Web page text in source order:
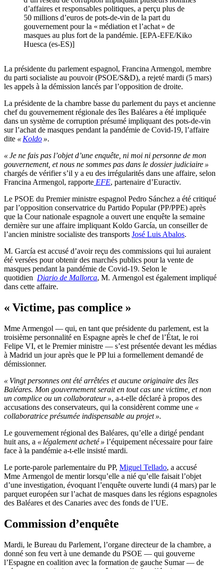
d’affaires et responsables politiques, a perçu plus de
50 millions d’euros de pots-de-vin de la part du
gouvernement pour la « médiation et l’achat » de
masques au plus fort de la pandémie. [EPA-EFE/Kiko
Huesca (es-ES)]
La présidente du parlement espagnol, Francina Armengol, membre
du parti socialiste au pouvoir (PSOE/S&D), a rejeté mardi (5 mars)
les appels à la démission lancés par l’opposition de droite.
La présidente de la chambre basse du parlement du pays et ancienne
chef du gouvernement régionale des îles Baléares a été impliquée
dans un système de corruption présumé impliquant des pots-de-vin
sur l’achat de masques pendant la pandémie de Covid-19, l’affaire
dite « Koldo ».
« Je ne fais pas l’objet d’une enquête, ni moi ni personne de mon
gouvernement, et nous ne sommes pas dans le dossier judiciaire »
chargés de vérifier s’il y a eu des irrégularités dans une affaire, selon
Francina Armengol, rapporte EFE, partenaire d’Euractiv.
Le PSOE du Premier ministre espagnol Pedro Sánchez a été critiqué
par l’opposition conservatrice du Partido Popular (PP/PPE) après
que la Cour nationale espagnole a ouvert une enquête la semaine
dernière sur une affaire impliquant Koldo García, un conseiller de
l’ancien ministre socialiste des transports José Luis Abalos.
M. García est accusé d’avoir reçu des commissions qui lui auraient
été versées pour obtenir des marchés publics pour la vente de
masques pendant la pandémie de Covid-19. Selon le
quotidien Diario de Mallorca, M. Armengol est également impliqué
dans cette affaire.
« Victime, pas complice »
Mme Armengol — qui, en tant que présidente du parlement, est la
troisième personnalité en Espagne après le chef de l’État, le roi
Felipe VI, et le Premier ministre — s’est présentée devant les médias
à Madrid un jour après que le PP lui a formellement demandé de
démissionner.
« Vingt personnes ont été arrêtées et aucune originaire des îles
Baléares. Mon gouvernement serait en tout cas une victime, et non
un complice ou un collaborateur », a-t-elle déclaré à propos des
accusations des conservateurs, qui la considèrent comme une «
collaboratrice présumée indispensable au projet ».
Le gouvernement régional des Baléares, qu’elle a dirigé pendant
huit ans, a « légalement acheté » l’équipement nécessaire pour faire
face à la pandémie a-t-elle insisté mardi.
Le porte-parole parlementaire du PP, Miguel Tellado, a accusé
Mme Armengol de mentir lorsqu’elle a nié qu’elle faisait l’objet
d’une investigation, évoquant l’enquête ouverte lundi (4 mars) par le
parquet européen sur l’achat de masques dans les régions espagnoles
des Baléares et des Canaries avec des fonds de l’UE.
Commission d’enquête
Mardi, le Bureau du Parlement, l’organe directeur de la chambre, a
donné son feu vert à une demande du PSOE — qui gouverne
l’Espagne en coalition avec la formation de gauche Sumar — de